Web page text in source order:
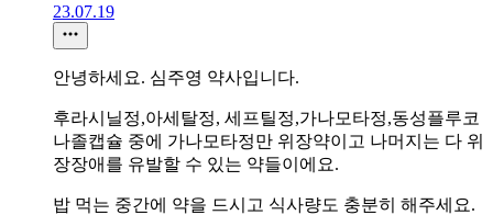
23.07.19
안녕하세요. 심주영 약사입니다.
후라시닐정,아세탈정, 세프틸정,가나모타정,동성플루코
나졸캡슐 중에 가나모타정만 위장약이고 나머지는 다 위
장장애를 유발할 수 있는 약들이에요.
밥 먹는 중간에 약을 드시고 식사량도 충분히 해주세요.